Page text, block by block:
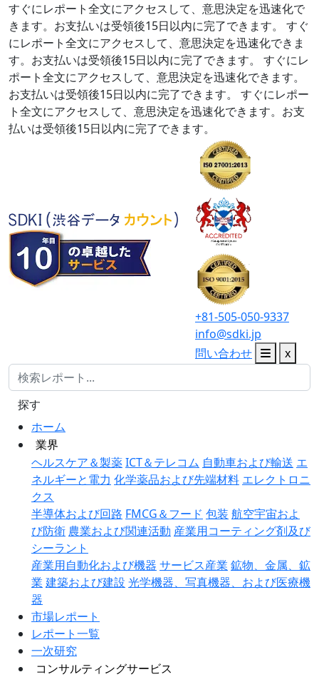
すぐにレポート全文にアクセスして、意思決定を迅速化で
きます。お支払いは受領後15日以内に完了できます。
すぐ
にレポート全文にアクセスして、意思決定を迅速化できま
す。お支払いは受領後15日以内に完了できます。
すぐにレ
ポート全文にアクセスして、意思決定を迅速化できます。
お支払いは受領後15日以内に完了できます。
すぐにレポー
ト全文にアクセスして、意思決定を迅速化できます。お支
払いは受領後15日以内に完了できます。
+81-505-050-9337
info@sdki.jp
問い合わせ
x
ホーム
業界
ヘルスケア＆製薬ICT＆テレコム 自動車および輸送 エ
ネルギーと電力 化学薬品および先端材料 エレクトロニ
クス
半導体および回路 FMCG＆フード 包装 航空宇宙およ
び防衛 農業および関連活動 産業用コーティング剤及び
シーラント
産業用自動化および機器 サービス産業 鉱物、金属、鉱
業 建築および建設 光学機器、写真機器、および医療機
器
市場レポート
レポート一覧
一次研究
コンサルティングサービス
探す